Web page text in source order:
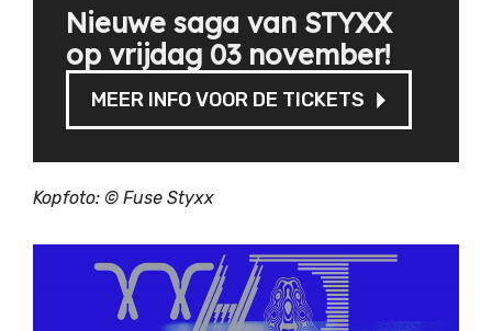
Nieuwe saga van STYXX
op vrijdag 03 november!
MEER INFO VOOR DE TICKETS
Kopfoto: © Fuse Styxx